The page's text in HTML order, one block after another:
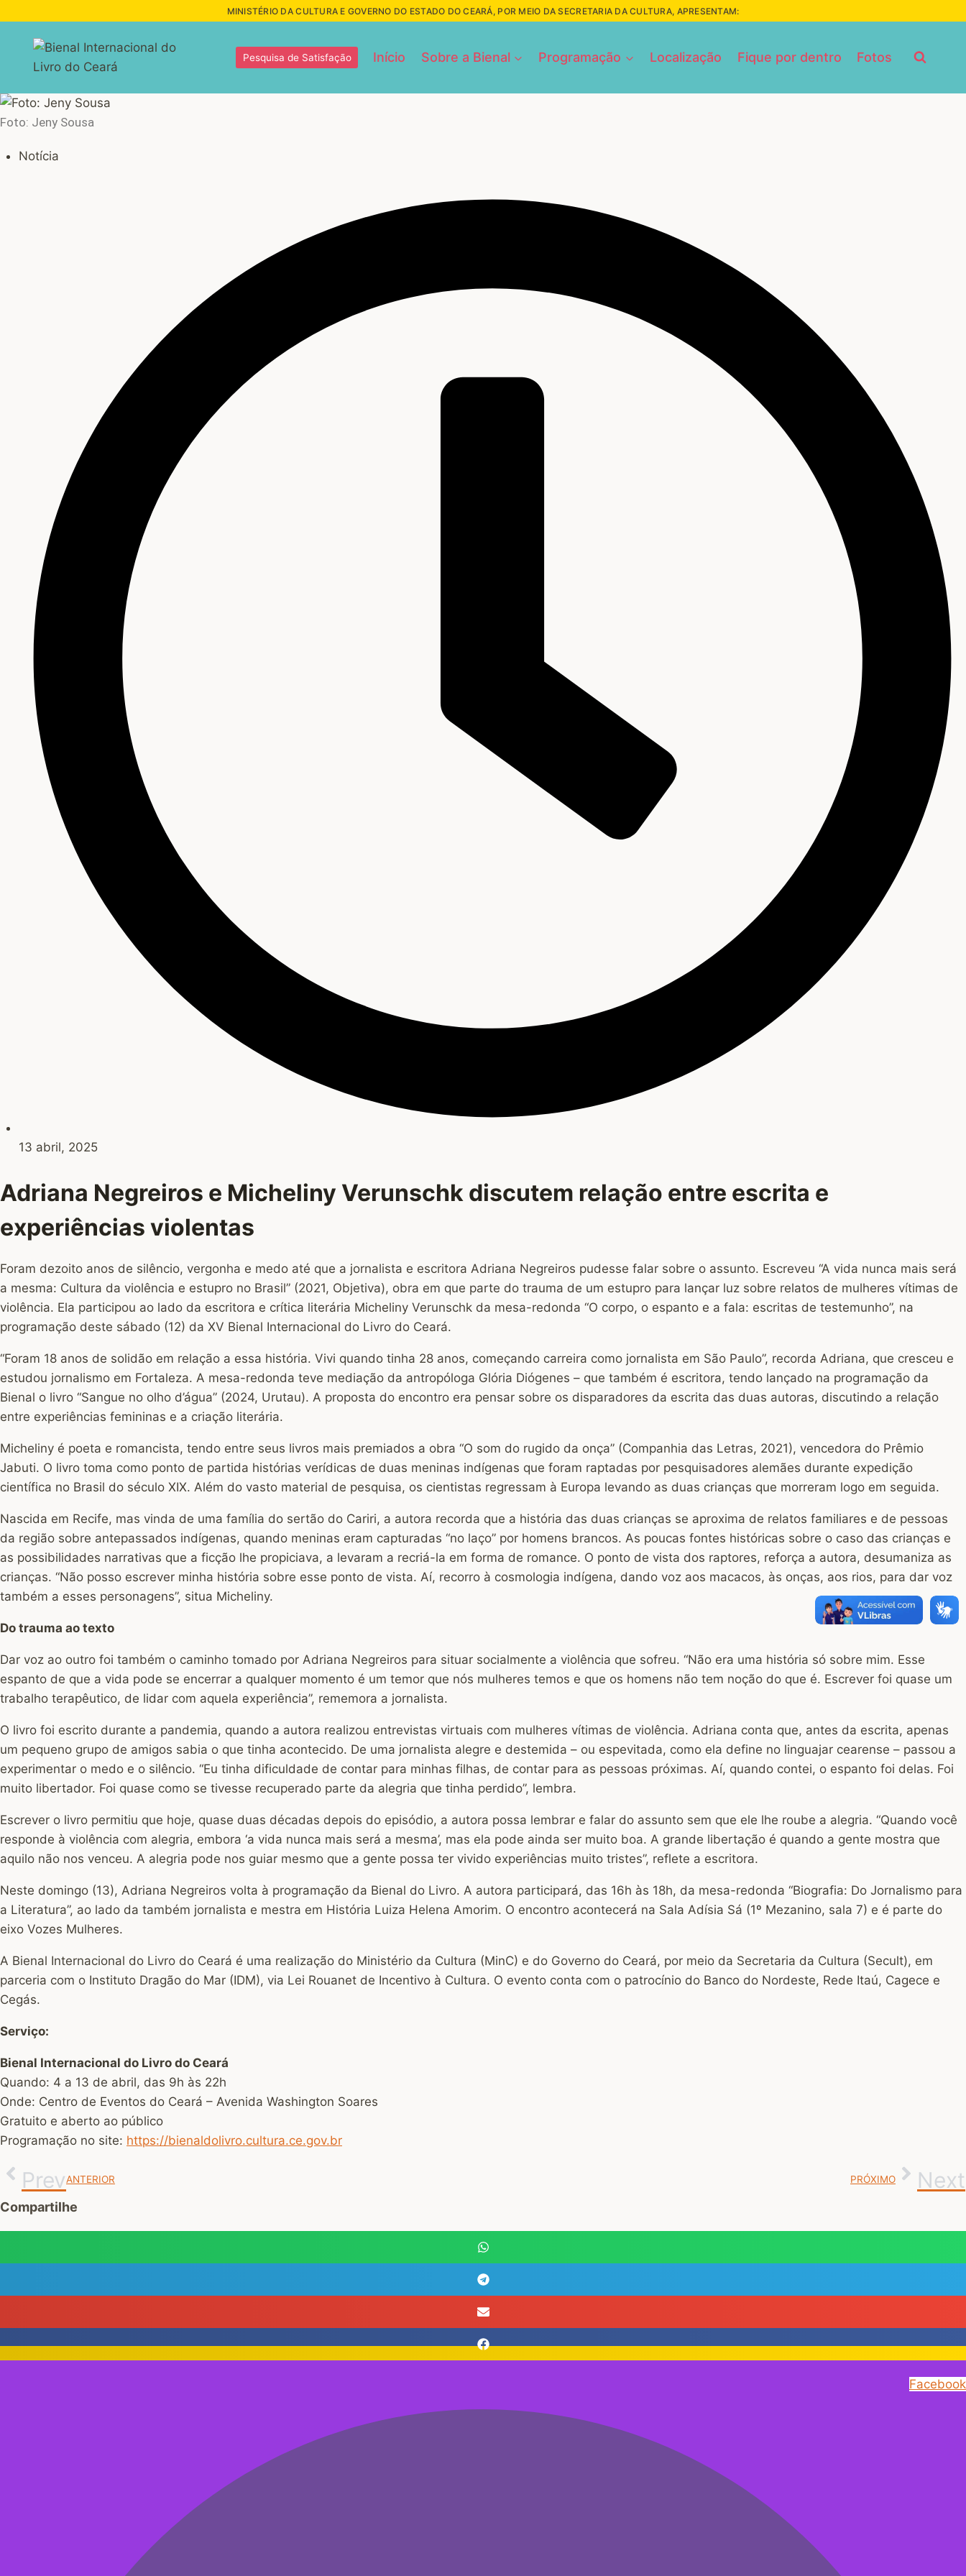
Conteúdo
MINISTÉRIO DA CULTURA E GOVERNO DO ESTADO DO CEARÁ, POR MEIO DA SECRETARIA DA CULTURA, APRESENTAM:
Pesquisa de Satisfação Início Sobre a Bienal Programação Localização Fique por dentro Fotos
Foto: Jeny Sousa
Notícia
13 abril, 2025
Adriana Negreiros e Micheliny Verunschk discutem relação entre escrita e
experiências violentas
Foram dezoito anos de silêncio, vergonha e medo até que a jornalista e escritora Adriana Negreiros pudesse falar sobre o assunto. Escreveu “A vida nunca mais será
a mesma: Cultura da violência e estupro no Brasil” (2021, Objetiva), obra em que parte do trauma de um estupro para lançar luz sobre relatos de mulheres vítimas de
violência. Ela participou ao lado da escritora e crítica literária Micheliny Verunschk da mesa-redonda “O corpo, o espanto e a fala: escritas de testemunho”, na
programação deste sábado (12) da XV Bienal Internacional do Livro do Ceará.
“Foram 18 anos de solidão em relação a essa história. Vivi quando tinha 28 anos, começando carreira como jornalista em São Paulo”, recorda Adriana, que cresceu e
estudou jornalismo em Fortaleza. A mesa-redonda teve mediação da antropóloga Glória Diógenes – que também é escritora, tendo lançado na programação da
Bienal o livro “Sangue no olho d’água” (2024, Urutau). A proposta do encontro era pensar sobre os disparadores da escrita das duas autoras, discutindo a relação
entre experiências femininas e a criação literária.
Micheliny é poeta e romancista, tendo entre seus livros mais premiados a obra “O som do rugido da onça” (Companhia das Letras, 2021), vencedora do Prêmio
Jabuti. O livro toma como ponto de partida histórias verídicas de duas meninas indígenas que foram raptadas por pesquisadores alemães durante expedição
científica no Brasil do século XIX. Além do vasto material de pesquisa, os cientistas regressam à Europa levando as duas crianças que morreram logo em seguida.
Nascida em Recife, mas vinda de uma família do sertão do Cariri, a autora recorda que a história das duas crianças se aproxima de relatos familiares e de pessoas
da região sobre antepassados indígenas, quando meninas eram capturadas “no laço” por homens brancos. As poucas fontes históricas sobre o caso das crianças e
as possibilidades narrativas que a ficção lhe propiciava, a levaram a recriá-la em forma de romance. O ponto de vista dos raptores, reforça a autora, desumaniza as
crianças. “Não posso escrever minha história sobre esse ponto de vista. Aí, recorro à cosmologia indígena, dando voz aos macacos, às onças, aos rios, para dar voz
também a esses personagens”, situa Micheliny.
Do trauma ao texto
Dar voz ao outro foi também o caminho tomado por Adriana Negreiros para situar socialmente a violência que sofreu. “Não era uma história só sobre mim. Esse
espanto de que a vida pode se encerrar a qualquer momento é um temor que nós mulheres temos e que os homens não tem noção do que é. Escrever foi quase um
trabalho terapêutico, de lidar com aquela experiência”, rememora a jornalista.
O livro foi escrito durante a pandemia, quando a autora realizou entrevistas virtuais com mulheres vítimas de violência. Adriana conta que, antes da escrita, apenas
um pequeno grupo de amigos sabia o que tinha acontecido. De uma jornalista alegre e destemida – ou espevitada, como ela define no linguajar cearense – passou a
experimentar o medo e o silêncio. “Eu tinha dificuldade de contar para minhas filhas, de contar para as pessoas próximas. Aí, quando contei, o espanto foi delas. Foi
muito libertador. Foi quase como se tivesse recuperado parte da alegria que tinha perdido”, lembra.
Escrever o livro permitiu que hoje, quase duas décadas depois do episódio, a autora possa lembrar e falar do assunto sem que ele lhe roube a alegria. “Quando você
responde à violência com alegria, embora ‘a vida nunca mais será a mesma’, mas ela pode ainda ser muito boa. A grande libertação é quando a gente mostra que
aquilo não nos venceu. A alegria pode nos guiar mesmo que a gente possa ter vivido experiências muito tristes”, reflete a escritora.
Neste domingo (13), Adriana Negreiros volta à programação da Bienal do Livro. A autora participará, das 16h às 18h, da mesa-redonda “Biografia: Do Jornalismo para
a Literatura”, ao lado da também jornalista e mestra em História Luiza Helena Amorim. O encontro acontecerá na Sala Adísia Sá (1º Mezanino, sala 7) e é parte do
eixo Vozes Mulheres.
A Bienal Internacional do Livro do Ceará é uma realização do Ministério da Cultura (MinC) e do Governo do Ceará, por meio da Secretaria da Cultura (Secult), em
parceria com o Instituto Dragão do Mar (IDM), via Lei Rouanet de Incentivo à Cultura. O evento conta com o patrocínio do Banco do Nordeste, Rede Itaú, Cagece e
Cegás.
Serviço:
Bienal Internacional do Livro do Ceará
Quando: 4 a 13 de abril, das 9h às 22h
Onde: Centro de Eventos do Ceará – Avenida Washington Soares
Gratuito e aberto ao público
Programação no site: https://bienaldolivro.cultura.ce.gov.br
PrevANTERIOR PRÓXIMO Next
Compartilhe
Facebook